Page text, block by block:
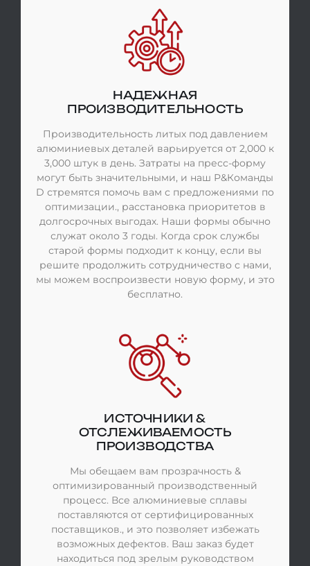
НАДЕЖНАЯ
ПРОИЗВОДИТЕЛЬНОСТЬ
Производительность литых под давлением
алюминиевых деталей варьируется от 2,000 к
3,000 штук в день. Затраты на пресс-форму
могут быть значительными, и наш Р&Команды
D стремятся помочь вам с предложениями по
оптимизации., расстановка приоритетов в
долгосрочных выгодах. Наши формы обычно
служат около 3 годы. Когда срок службы
старой формы подходит к концу, если вы
решите продолжить сотрудничество с нами,
мы можем воспроизвести новую форму, и это
бесплатно.
ИСТОЧНИКИ &
ОТСЛЕЖИВАЕМОСТЬ
ПРОИЗВОДСТВА
Мы обещаем вам прозрачность &
оптимизированный производственный
процесс. Все алюминиевые сплавы
поставляются от сертифицированных
поставщиков., и это позволяет избежать
возможных дефектов. Ваш заказ будет
находиться под зрелым руководством